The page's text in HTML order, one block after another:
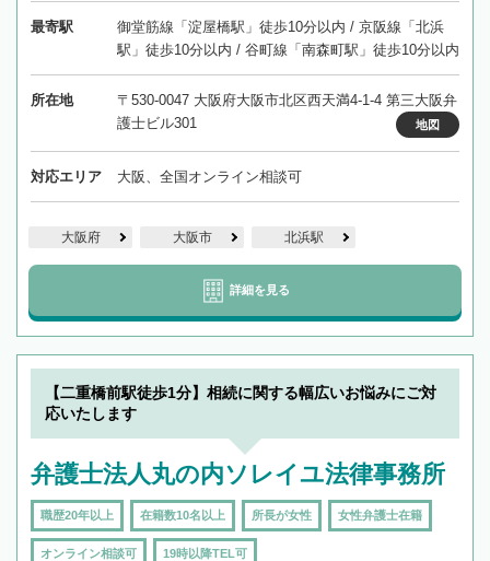
最寄駅
御堂筋線「淀屋橋駅」徒歩10分以内 / 京阪線「北浜
駅」徒歩10分以内 / 谷町線「南森町駅」徒歩10分以内
所在地
〒530-0047 大阪府大阪市北区西天満4-1-4 第三大阪弁
護士ビル301
地図
対応エリア 大阪、全国オンライン相談可
大阪府 大阪市 北浜駅
詳細を見る
【二重橋前駅徒歩1分】相続に関する幅広いお悩みにご対
応いたします
弁護士法人丸の内ソレイユ法律事務所
職歴20年以上 在籍数10名以上 所長が女性 女性弁護士在籍
オンライン相談可 19時以降TEL可